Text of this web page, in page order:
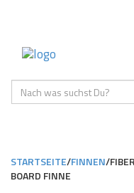
Geben
Sie
STARTSEITE/FINNEN/
BOARD FINNE